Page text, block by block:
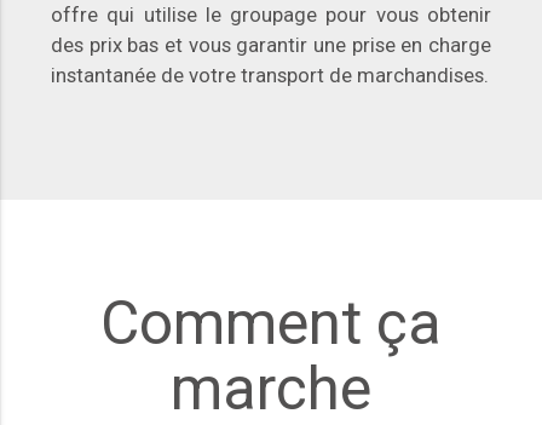
offre qui utilise le groupage pour vous obtenir
des prix bas et vous garantir une prise en charge
instantanée de votre transport de marchandises.
Comment ça
marche